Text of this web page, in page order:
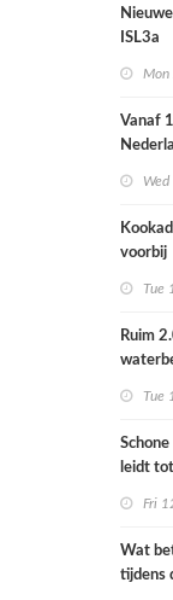
ISL3a
Mon
Vanaf
voorbij
Tue
Ruim
Tue
leidt
Fri
Wat
tijdens